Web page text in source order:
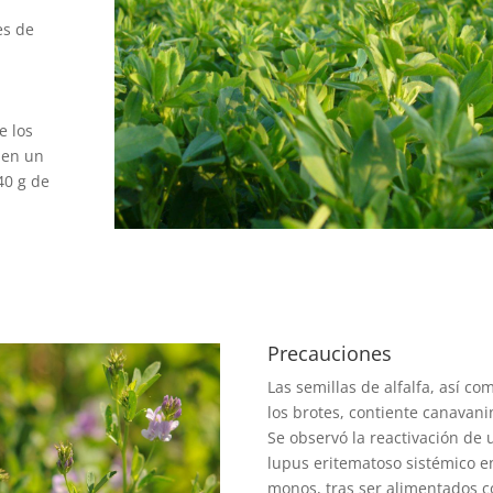
de
los
un
g de
Precauciones
Las semillas de alfalfa, así
los brotes, contiente
Se observó la reactivación de
lupus eritematoso sistémico
monos, tras ser alimentados